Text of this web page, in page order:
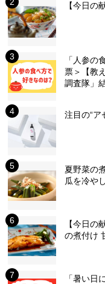
【今日の
「人参の
票＞【教
調査隊」
注目の“ア
夏野菜の
瓜を冷や
【今日の
の煮付け
「暑い日